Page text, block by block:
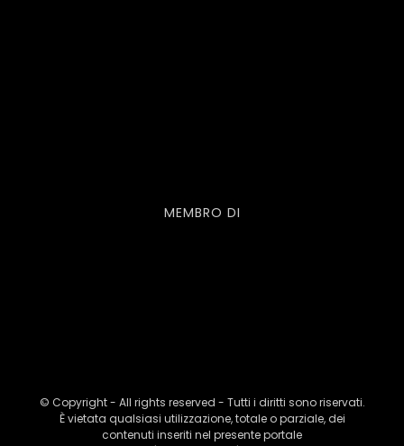
MEMBRO DI
© Copyright - All rights reserved - Tutti i diritti sono riservati.
È vietata qualsiasi utilizzazione, totale o parziale, dei
contenuti inseriti nel presente portale